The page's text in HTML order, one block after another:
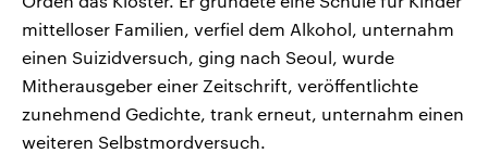
mittelloser Familien, verfiel dem Alkohol, unternahm
einen Suizidversuch, ging nach Seoul, wurde
Mitherausgeber einer Zeitschrift, veröffentlichte
zunehmend Gedichte, trank erneut, unternahm einen
weiteren Selbstmordversuch.